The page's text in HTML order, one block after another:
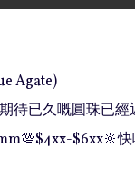
Agate)
待已久嘅圓珠已經
$6xx🔆